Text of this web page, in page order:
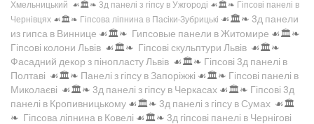
Хмельницький ☙🏛️❧ 3д панелі з гіпсу в Ужгороді ☙🏛️❧ Гіпсові панелі в
Чернівцях ☙🏛️❧ Гіпсова ліпнина в Пасіки-Зубрицькі ☙🏛️❧ 3д панели
из гипса в Виннице ☙🏛️❧ Гипсовые панели в Житомире ☙🏛️❧
Гіпсові колони Львів ☙🏛️❧ Гіпсові скульптури Львів ☙🏛️❧
Фасадний декор з пінопласту Львів ☙🏛️❧ Гіпсові 3д панелі в
Полтаві ☙🏛️❧ Панелі з гіпсу в Запоріжжі ☙🏛️❧ Гіпсові панелі в
Миколаєві ☙🏛️❧ 3д панелі з гіпсу в Черкасах ☙🏛️❧ Гіпсові 3д
панелі в Кропивницькому ☙🏛️❧ 3д панелі з гіпсу в Сумах ☙🏛️
❧ Гіпсова ліпнина в Ковелі ☙🏛️❧ 3д гіпсові панелі в Чернігові